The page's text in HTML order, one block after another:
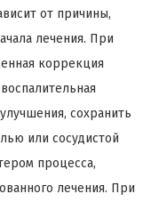
от причины,
лечения. При
коррекция
сохранить
или сосудистой
процесса,
лечения. При